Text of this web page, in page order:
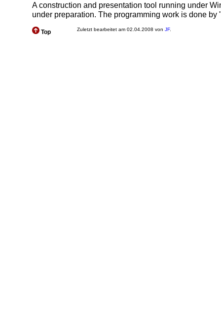
A construction and presentation tool running under
under preparation. The programming work is done by
Top Zuletzt bearbeitet am 02.04.2008 von JF.